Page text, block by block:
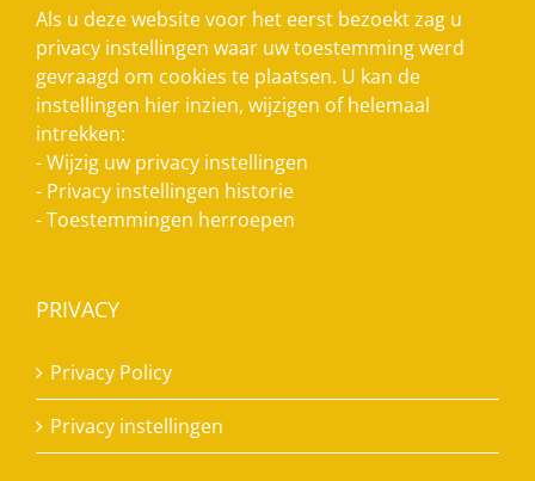
Als u deze website voor het eerst bezoekt zag u
privacy instellingen waar uw toestemming werd
gevraagd om cookies te plaatsen. U kan de
instellingen hier inzien, wijzigen of helemaal
intrekken:
-Wijzig uw privacy instellingen
- Privacy instellingen historie
-Toestemmingen herroepen
PRIVACY
Privacy Policy
Privacy instellingen